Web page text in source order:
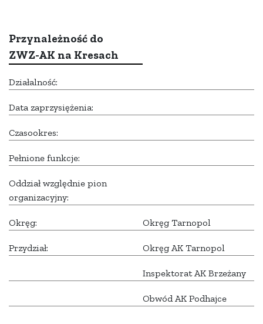
Przynależność do
ZWZ-AK na Kresach
Działalność:
Data zaprzysiężenia:
Czasookres:
Pełnione funkcje:
Oddział względnie pion
organizacyjny:
Okręg: Okręg Tarnopol
Przydział: Okręg AK Tarnopol
Inspektorat AK Brzeżany
Obwód AK Podhajce